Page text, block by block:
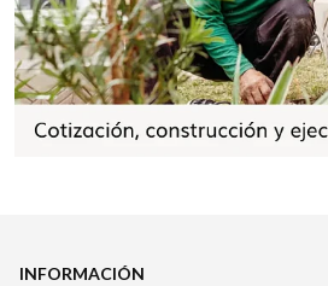
INFORMACIÓN